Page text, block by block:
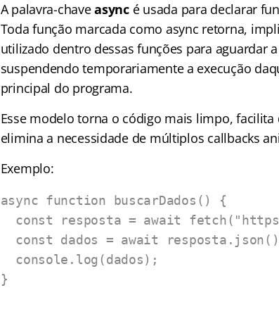
A palavra-chaveasyncé usada para declarar
Toda função marcada como async retorna,
utilizado dentro dessas funções para aguardar
suspendendo temporariamente a execução
principal do programa.
Esse modelo torna o código mais limpo,
elimina a necessidade de múltiplos callbacks
Exemplo:
async function buscarDados() {
}